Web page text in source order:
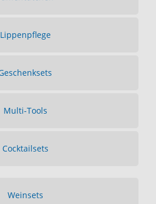
Lippenpflege
Multi-Tools
Cocktailsets
Weinsets